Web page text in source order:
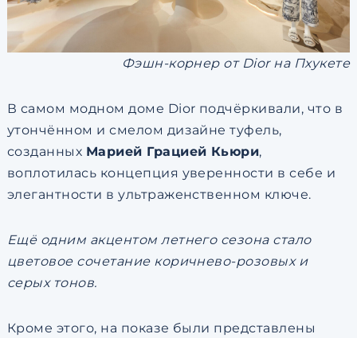
Фэшн-корнер от Dior на Пхукете
В самом модном доме Dior подчёркивали, что в
утончённом и смелом дизайне туфель,
созданных Марией Грацией Кьюри,
воплотилась концепция уверенности в себе и
элегантности в ультраженственном ключе.
Ещё одним акцентом летнего сезона стало
цветовое сочетание коричнево-розовых и
серых тонов.
Кроме этого, на показе были представлены